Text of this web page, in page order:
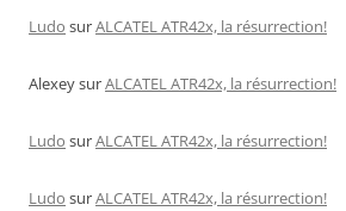
Ludo surALCATEL ATR42x, la résurrection!
AlexeysurALCATEL ATR42x, la résurrection!
Ludo surALCATEL ATR42x, la résurrection!
Ludo surALCATEL ATR42x, la résurrection!